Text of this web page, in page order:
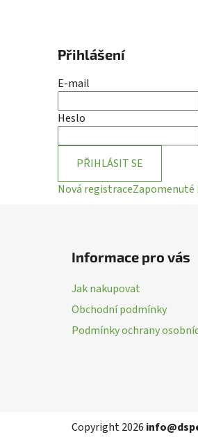
Přihlášení
E-mail
Heslo
PŘIHLÁSIT SE
Nová registraceZapomenuté
Informace pro vás
Jak nakupovat
Obchodní podmínky
Podmínky ochrany
Copyright 2026